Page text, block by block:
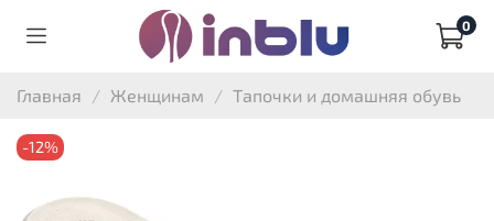
0
Главная Женщинам Тапочки и домашняя обувь
-12%